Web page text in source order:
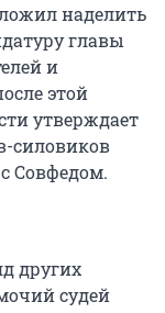
наделить
главы
и
этой
утверждает
силовиков
Совфедом.
других
судей